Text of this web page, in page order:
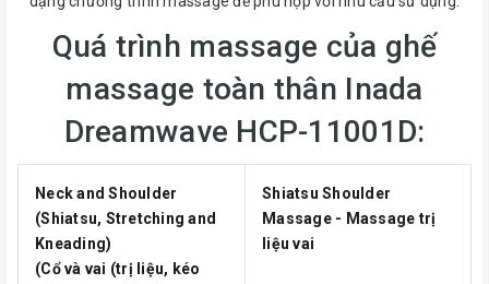
Quá trình massage của ghế
massage toàn thân Inada
Dreamwave HCP-11001D:
Neck and Shoulder
(Shiatsu, Stretching and
Kneading)
(Cổ và vai (trị liệu, kéo
Shiatsu Shoulder
Massage - Massage trị
liệu vai